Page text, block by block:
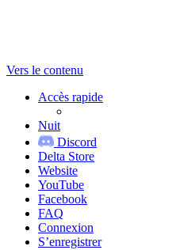
Vers le contenu
Accès rapide
Nuit
Discord
Delta Store
Website
YouTube
Facebook
FAQ
Connexion
S’enregistrer